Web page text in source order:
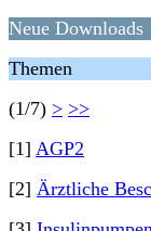
Neue Downloads
Themen
(1/7) > >>
[1] AGP2
[2] Ärztliche